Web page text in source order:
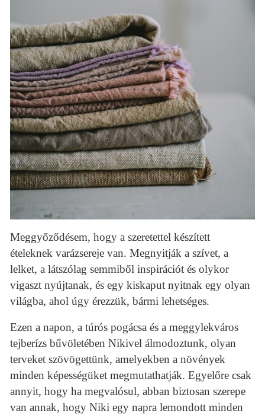
Meggyőződésem, hogy a szeretettel készített
ételeknek varázsereje van. Megnyitják a szívet, a
lelket, a látszólag semmiből inspirációt és olykor
vigaszt nyújtanak, és egy kiskaput nyitnak egy olyan
világba, ahol úgy érezzük, bármi lehetséges.
Ezen a napon, a túrós pogácsa és a meggylekváros
tejberízs bűvöletében Nikivel álmodoztunk, olyan
terveket szövögettünk, amelyekben a növények
minden képességüket megmutathatják. Egyelőre csak
annyit, hogy ha megvalósul, abban biztosan szerepe
van annak, hogy Niki egy napra lemondott minden